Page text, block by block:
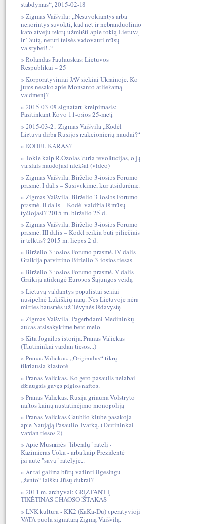
stabdymas“, 2015-02-18
Zigmas Vaišvila: „Nesuvokiantys arba
nenorintys suvokti, kad net ir nebranduolinio
karo atveju tektų užmiršti apie tokią Lietuvą
ir Tautą, neturi teisės vadovauti mūsų
valstybei!..“
Rolandas Paulauskas: Lietuvos
Respublikai – 25
Korporatyviniai JAV siekiai Ukrainoje. Ko
jums nesako apie Monsanto atliekamą
vaidmenį?
2015-03-09 signatarų kreipimasis:
Pasitinkant Kovo 11-osios 25-metį
2015-03-21 Zigmas Vaišvila „Kodėl
Lietuva dirba Rusijos reakcionierių naudai?“
KODĖL KARAS?
Tokie kaip R.Ozolas kuria revoliucijas, o jų
vaisiais naudojasi niekšai (video)
Zigmas Vaišvila. Birželio 3-iosios Forumo
prasmė. I dalis – Susivokime, kur atsidūrėme.
Zigmas Vaišvila. Birželio 3-iosios Forumo
prasmė. II dalis – Kodėl valdžia iš mūsų
tyčiojasi? 2015 m. birželio 25 d.
Zigmas Vaišvila. Birželio 3-iosios Forumo
prasmė. III dalis – Kodėl reikia būti piliečiais
ir telktis? 2015 m. liepos 2 d.
Birželio 3-iosios Forumo prasmė. IV dalis –
Graikija patvirtino Birželio 3-iosios tiesas
Birželio 3-iosios Forumo prasmė. V dalis –
Graikija atidengė Europos Sąjungos veidą
Lietuvą valdantys populistai seniai
nusipelnė Lukiškių narų. Nes Lietuvoje nėra
mirties bausmės už Tėvynės išdavystę
Zigmas Vaišvila. Pagerbdami Medininkų
aukas atsisakykime bent melo
Kita Jogailos istorija. Pranas Valickas
(Tautininkai vardan tiesos...)
Pranas Valickas. „Originalas“ tikrų
tikriausia klastotė
Pranas Valickas. Ko gero pasaulis nelabai
džiaugsis gavęs pigios naftos.
Pranas Valickas. Rusija griauna Volstryto
naftos kainų nustatinėjimo monopoliją
Pranas Valickas Gaublio klube pasakoja
apie Naująją Pasaulio Tvarką. (Tautininkai
vardan tiesos 2)
Apie Musmirės "liberalų" ratelį -
Kazimieras Uoka - arba kaip Prezidentė
įsijautė "savų" ratelyje...
Ar tai galima būtų vadinti ilgesingu
„žento“ laišku Jūsų dukrai?
2011 m. archyvai: GRĮŽTANT Į
TIKĖTINAS CHAOSO IŠTAKAS
LNK kultūra - KK2 (KaKa-Du) operatyvioji
VATA puola signatarą Zigmą Vaišvilą.